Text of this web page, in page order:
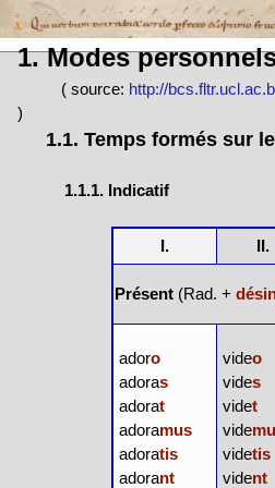
1. Modes
( source: http://
)
1.1. Temps formés sur
1.1.1. Indicatif
I. II.
Présent (Rad. +
adoro
adoras
adorat
adoramus
adoratis
adorant
video
vides
videt
vide
videtis
vident